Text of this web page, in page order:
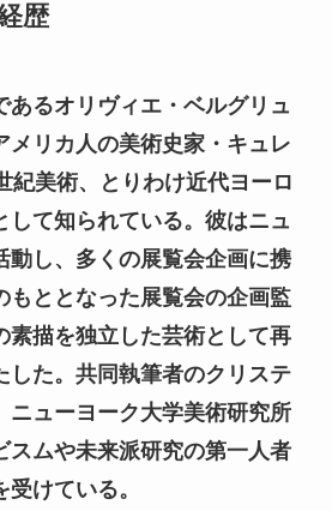
歴
あるオリヴィエ・ベルグリュ
メリカ人の美術史家・キュレ
紀美術、とりわけ近代ヨーロ
して知られている。彼はニュ
動し、多くの展覧会企画に携
もととなった展覧会の企画監
素描を独立した芸術として再
した。共同執筆者のクリステ
ニューヨーク大学美術研究所
スムや未来派研究の第一人者
けている。